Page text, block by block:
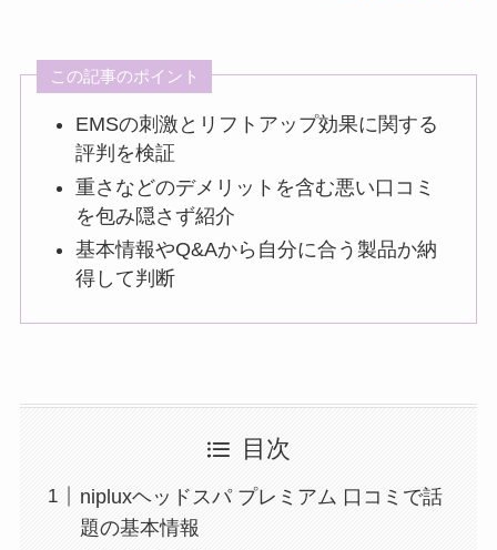
この記事のポイント
EMSの刺激とリフトアップ効果に関する
評判を検証
重さなどのデメリットを含む悪い口コミ
を包み隠さず紹介
基本情報やQ&Aから自分に合う製品か納
得して判断
目次
nipluxヘッドスパ プレミアム 口コミで話
題の基本情報